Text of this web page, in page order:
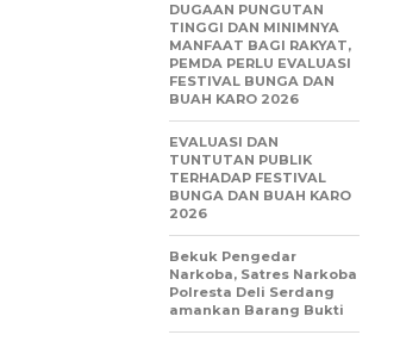
DUGAAN PUNGUTAN
TINGGI DAN MINIMNYA
MANFAAT BAGI RAKYAT,
PEMDA PERLU EVALUASI
FESTIVAL BUNGA DAN
BUAH KARO 2026
EVALUASI DAN
TUNTUTAN PUBLIK
TERHADAP FESTIVAL
BUNGA DAN BUAH KARO
2026
Bekuk Pengedar
Narkoba, Satres Narkoba
Polresta Deli Serdang
amankan Barang Bukti